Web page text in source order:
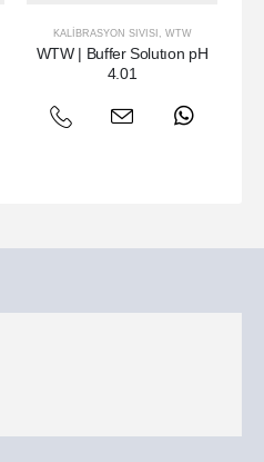
KALIBRASYON SIVISI , WTW
WTW | Buffer Solutıon pH
4.01